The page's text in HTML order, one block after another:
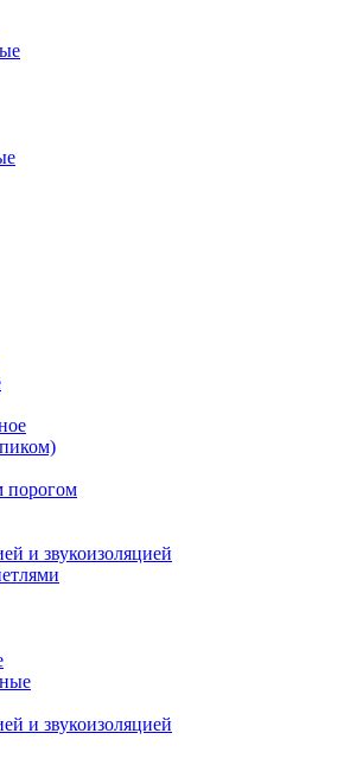
и звукоизоляцией
и звукоизоляцией